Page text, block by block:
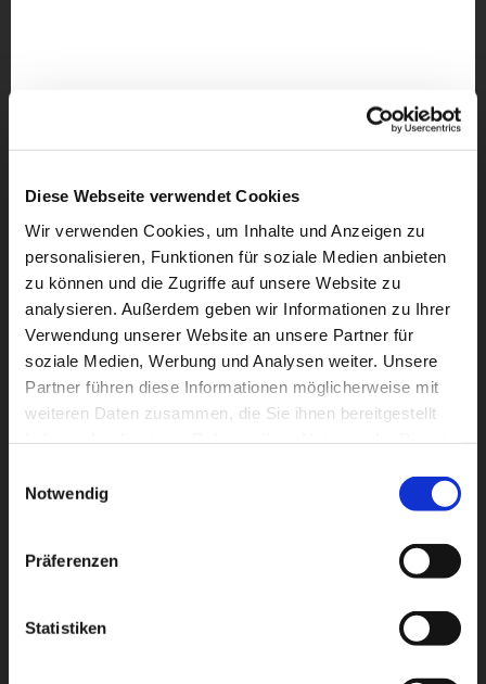
Diese Webseite verwendet Cookies
Wir verwenden Cookies, um Inhalte und Anzeigen zu
personalisieren, Funktionen für soziale Medien anbieten
zu können und die Zugriffe auf unsere Website zu
analysieren. Außerdem geben wir Informationen zu Ihrer
Verwendung unserer Website an unsere Partner für
soziale Medien, Werbung und Analysen weiter. Unsere
Partner führen diese Informationen möglicherweise mit
weiteren Daten zusammen, die Sie ihnen bereitgestellt
Notwendig
Präferenzen
Statistiken
Dies könnte Sie auch
interessieren